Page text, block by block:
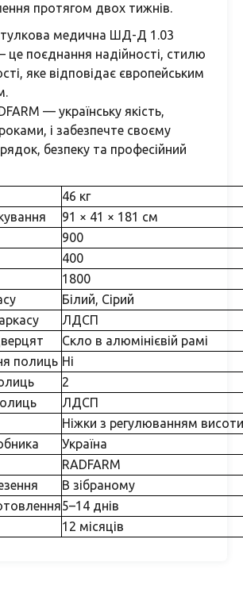
протягом двох тижнів.
медична ШД-Д 1.03
це поєднання надійності, стилю
яке відповідає європейським
— українську якість,
і забезпечте своєму
безпеку та професійний
46 кг
91 × 41 × 181 см
900
400
1800
Білий, Сірий
ЛДСП
Скло в алюмінієвій рамі
полиць Ні
2
ЛДСП
Ніжки з регулюванням висоти
Україна
RADFARM
В зібраному
5–14 днів
12 місяців